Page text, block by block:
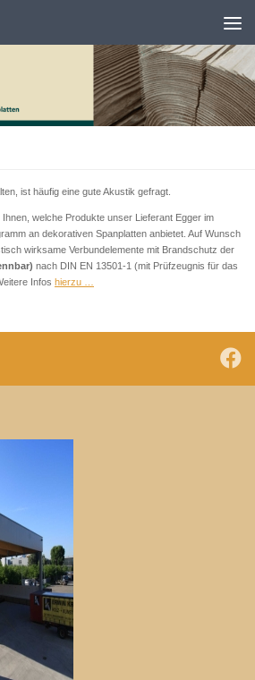
ist häufig eine gute Akustik gefragt.
Ihnen, welche Produkte unser Lieferant Egger im
an dekorativen Spanplatten anbietet. Auf Wunsch
wirksame Verbundelemente mit Brandschutz der
nach DIN EN 13501-1 (mit Prüfzeugnis für das
Infos hierzu …